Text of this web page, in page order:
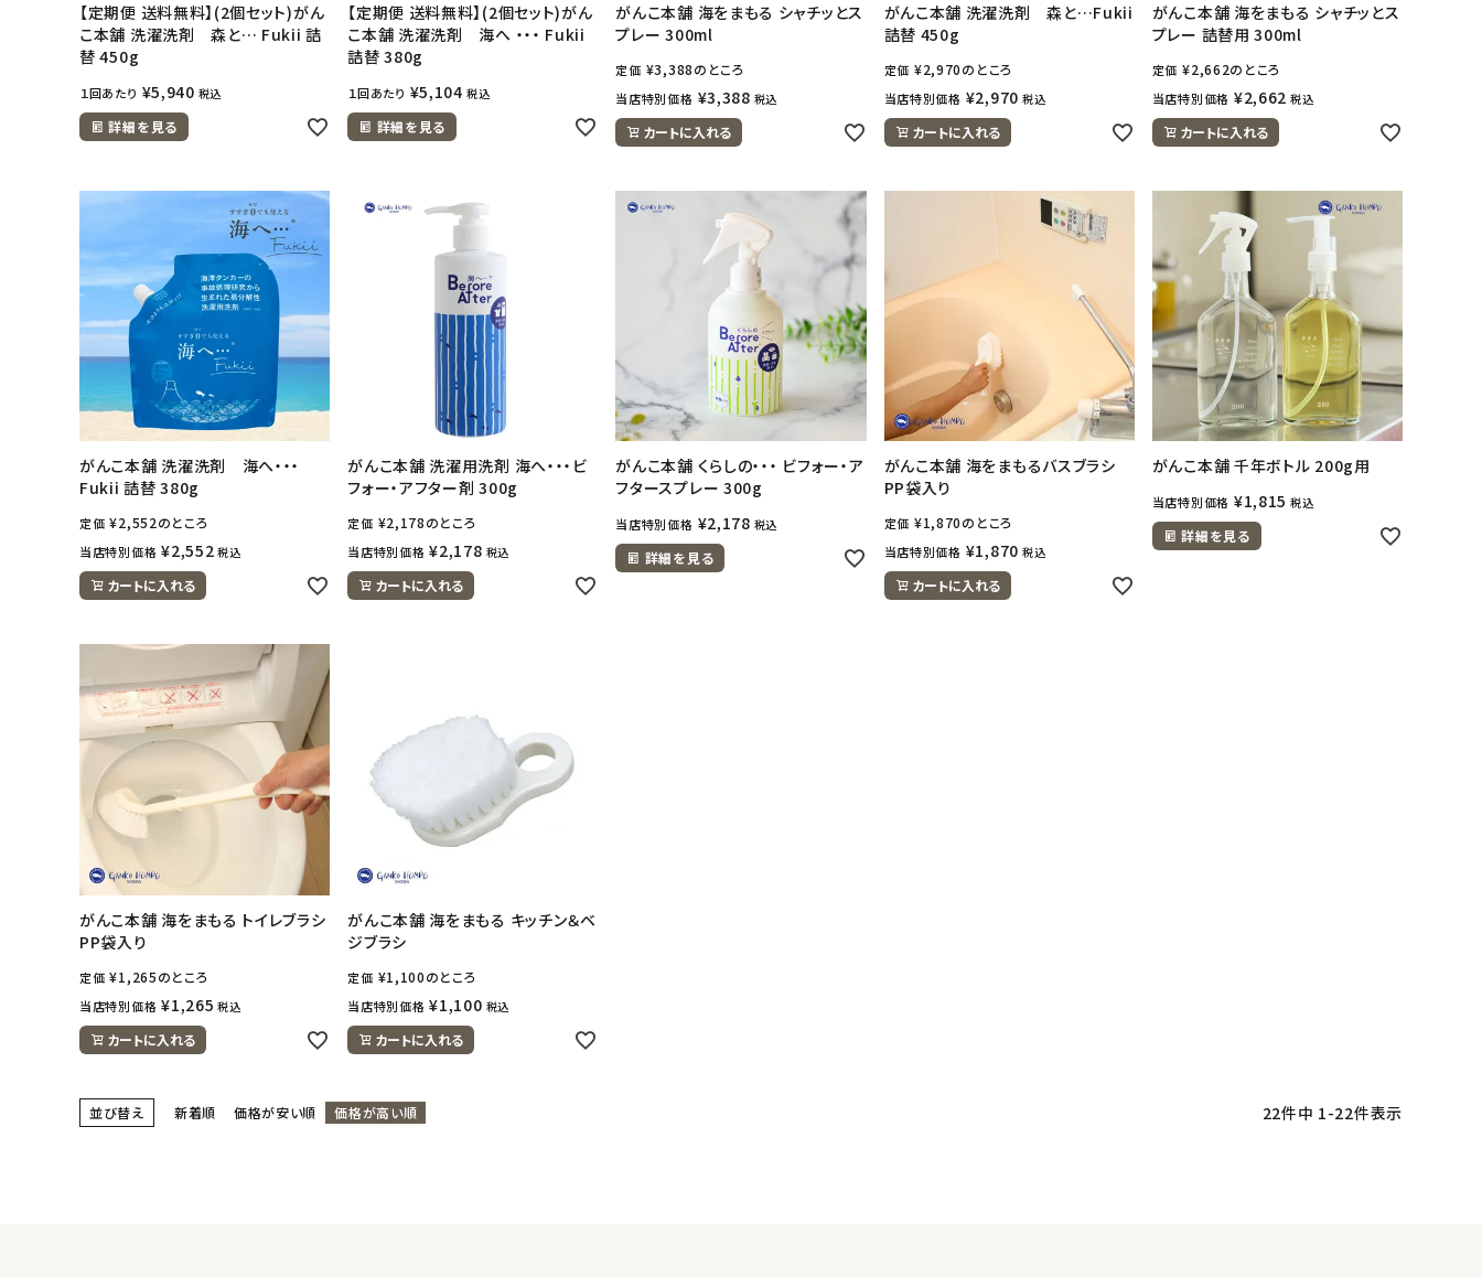
【定期便 送料無料】(2個セット)がん
こ本舗 洗濯洗剤 森と… Fukii 詰
替 450g
１回あたり ¥5,940 税込
詳細を見る
【定期便 送料無料】(2個セット)がん
こ本舗 洗濯洗剤 海へ ・・・ Fukii
詰替 380g
１回あたり ¥5,104 税込
詳細を見る
がんこ本舗 海をまもる シャチッとス
プレー 300ml
定価 ¥3,388のところ
当店特別価格 ¥3,388 税込
カートに入れる
がんこ本舗 洗濯洗剤 森と…Fukii
詰替 450g
定価 ¥2,970のところ
当店特別価格 ¥2,970 税込
カートに入れる
がんこ本舗 海をまもる シャチッとス
プレー 詰替用 300ml
定価 ¥2,662のところ
当店特別価格 ¥2,662 税込
カートに入れる
がんこ本舗 洗濯洗剤 海へ・・・
Fukii 詰替 380g
定価 ¥2,552のところ
当店特別価格 ¥2,552 税込
カートに入れる
がんこ本舗 洗濯用洗剤 海へ・・・ビ
フォー・アフター剤 300g
定価 ¥2,178のところ
当店特別価格 ¥2,178 税込
カートに入れる
がんこ本舗 くらしの・・・ ビフォー・ア
フタースプレー 300g
当店特別価格 ¥2,178 税込
詳細を見る
がんこ本舗 海をまもるバスブラシ
PP袋入り
定価 ¥1,870のところ
当店特別価格 ¥1,870 税込
カートに入れる
がんこ本舗 千年ボトル 200g用
当店特別価格 ¥1,815 税込
詳細を見る
がんこ本舗 海をまもる トイレブラシ
PP袋入り
定価 ¥1,265のところ
当店特別価格 ¥1,265 税込
カートに入れる
がんこ本舗 海をまもる キッチン＆ベ
ジブラシ
定価 ¥1,100のところ
当店特別価格 ¥1,100 税込
カートに入れる
並び替え 新着順 価格が安い順 価格が高い順 22件中 1-22件表示